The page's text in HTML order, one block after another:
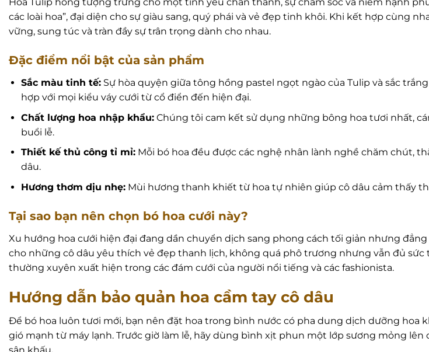
Hoa Tulip hồng tượng trưng cho một tình yêu chân thành, sự chăm sóc và niềm hạnh
các loài hoa”, đại diện cho sự giàu sang, quý phái và vẻ đẹp tinh khôi. Khi kết hợp cùng
vững, sung túc và tràn đầy sự trân trọng dành cho nhau.
Đặc điểm nổi bật của sản phẩm
Sắc màu tinh tế:Sự hòa quyện giữa tông hồng pastel ngọt ngào của Tulip và sắc
hợp với mọi kiểu váy cưới từ cổ điển đến hiện đại.
Chất lượng hoa nhập khẩu:Chúng tôi cam kết sử dụng những bông hoa tươi nhất,
buổi lễ.
Thiết kế thủ công tỉ mỉ:Mỗi bó hoa đều được các nghệ nhân lành nghề chăm chút,
dâu.
Hương thơm dịu nhẹ:Mùi hương thanh khiết từ hoa tự nhiên giúp cô dâu cảm thấy
Tại sao bạn nên chọn bó hoa cưới này?
Xu hướng hoa cưới hiện đại đang dần chuyển dịch sang phong cách tối giản nhưng
cho những cô dâu yêu thích vẻ đẹp thanh lịch, không quá phô trương nhưng vẫn đủ
thường xuyên xuất hiện trong các đám cưới của người nổi tiếng và các fashionista.
Hướng dẫn bảo quản hoa cầm tay cô dâu
Để bó hoa luôn tươi mới, bạn nên đặt hoa trong bình nước có pha dung dịch dưỡng hoa
gió mạnh từ máy lạnh. Trước giờ làm lễ, hãy dùng bình xịt phun một lớp sương mỏng